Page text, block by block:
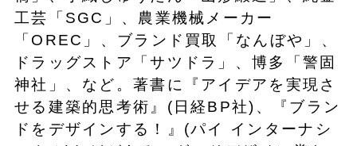
工芸「SGC」、農業機械メーカー
「OREC」、ブランド買取「なんぼや」、
ドラッグストア「サツドラ」、博多「警固
神社」、など。著書に『アイデアを実現さ
せる建築的思考術』(日経BP社)、『ブラン
ドをデザインする！』(パイ インターナシ